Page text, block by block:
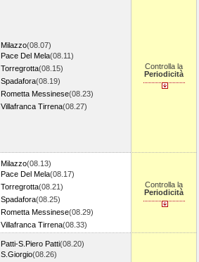
Milazzo(08.07)
Pace Del Mela(08.11)
Torregrotta(08.15)
Spadafora(08.19)
Rometta Messinese(08.23)
Villafranca Tirrena(08.27)
Controlla la
Periodicità
Milazzo(08.13)
Pace Del Mela(08.17)
Torregrotta(08.21)
Spadafora(08.25)
Rometta Messinese(08.29)
Villafranca Tirrena(08.33)
Controlla la
Periodicità
Patti-S.Piero Patti(08.20)
S.Giorgio(08.26)